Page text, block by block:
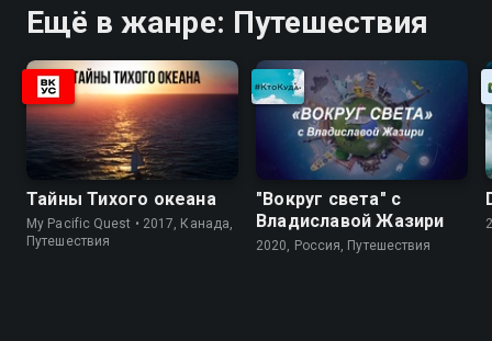
Ещё в жанре: Путешествия
Тайны Тихого океана
My Pacific Quest • 2017, Канада,
Путешествия
"Вокруг света" с
Владиславой Жазири
2020, Россия, Путешествия